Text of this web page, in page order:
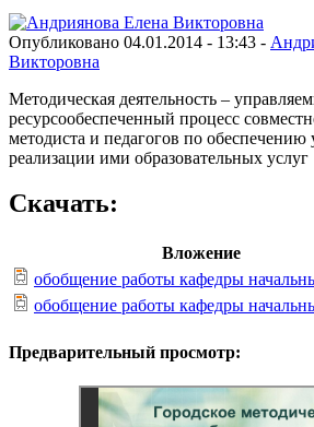
Опубликовано 04.01.2014 - 13:43 -
Викторовна
Методическая деятельность –
ресурсообеспеченный процесс
методиста и педагогов по обеспечению
реализации ими образовательных услуг
Скачать:
Вложение
обобщение работы кафедры
обобщение работы кафедры
Предварительный просмотр: